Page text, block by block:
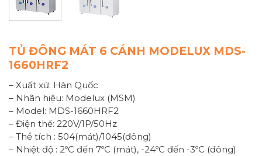
TỦ ĐÔNG MÁT 6 CÁNH MODELUX MDS-
1660HRF2
– Xuất xứ: Hàn Quốc
– Nhãn hiệu: Modelux (MSM)
– Model: MDS-1660HRF2
– Điện thế: 220V/1P/50Hz
– Thể tích : 504(mát)/1045(đông)
– Nhiệt độ : 2ºC đến 7ºC (mát), -24ºC đến -3ºC (đông)